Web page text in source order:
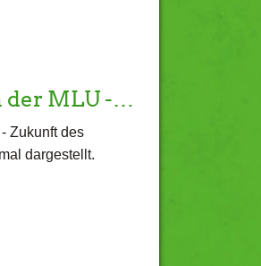
der MLU -…
Zukunft des
dargestellt.